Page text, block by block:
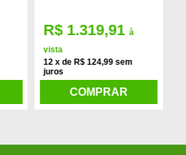
R$ 1.319,91à
vista
12 x de R$ 124,99 sem
juros
COMPRAR